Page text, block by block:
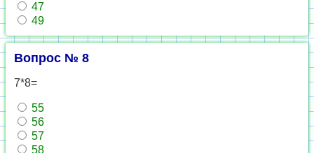
47
49
Вопрос № 8
7*8=
55
56
57
58